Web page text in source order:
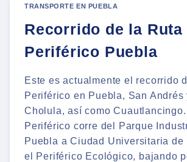
PUBLICO
TRANSPORTE EN PUEBLA
Recorrido de la Ruta
Periférico Puebla
Este es actualmente el recorrido
Periférico en Puebla, San Andrés
Cholula, así como Cuautlancingo.
Periférico corre del Parque
Puebla a Ciudad Universitaria de
el Periférico Ecológico, bajando